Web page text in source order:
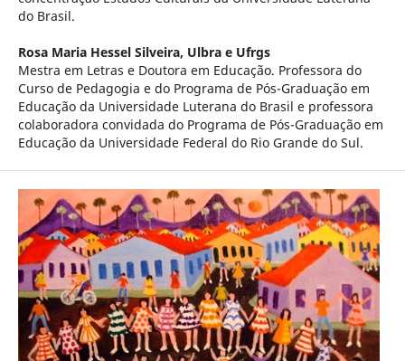
do Brasil.
Rosa Maria Hessel Silveira, Ulbra e Ufrgs
Mestra em Letras e Doutora em Educação. Professora do
Curso de Pedagogia e do Programa de Pós-Graduação em
Educação da Universidade Luterana do Brasil e professora
colaboradora convidada do Programa de Pós-Graduação em
Educação da Universidade Federal do Rio Grande do Sul.